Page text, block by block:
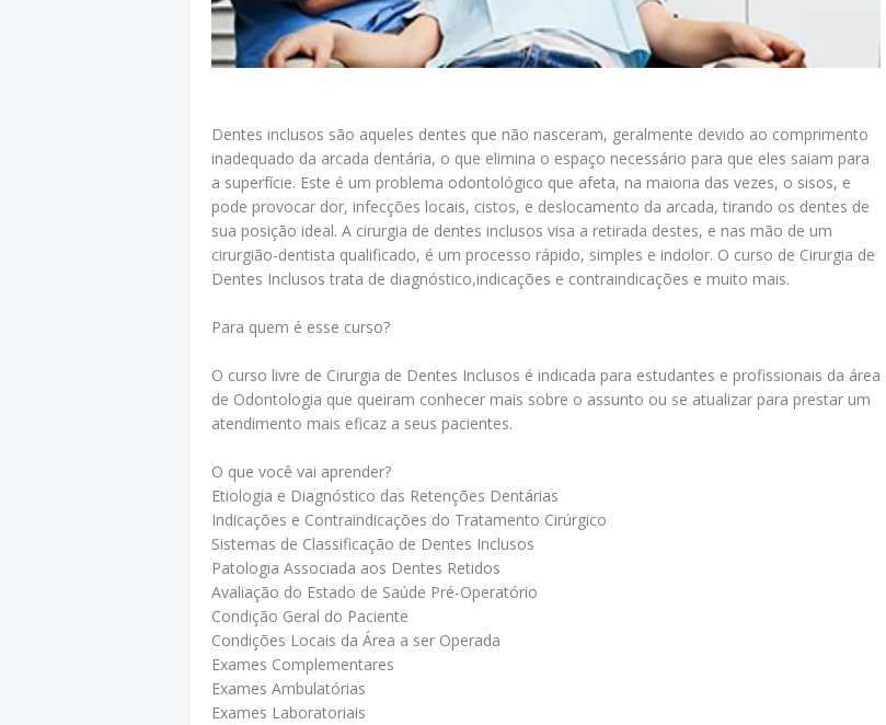
Dentes inclusos são aqueles dentes que não nasceram, geralmente devido ao comprimento
inadequado da arcada dentária, o que elimina o espaço necessário para que eles saiam para
a superfície. Este é um problema odontológico que afeta, na maioria das vezes, o sisos, e
pode provocar dor, infecções locais, cistos, e deslocamento da arcada, tirando os dentes de
sua posição ideal. A cirurgia de dentes inclusos visa a retirada destes, e nas mão de um
cirurgião-dentista qualificado, é um processo rápido, simples e indolor. O curso de Cirurgia de
Dentes Inclusos trata de diagnóstico,indicações e contraindicações e muito mais.
Para quem é esse curso?
O curso livre de Cirurgia de Dentes Inclusos é indicada para estudantes e profissionais da área
de Odontologia que queiram conhecer mais sobre o assunto ou se atualizar para prestar um
atendimento mais eficaz a seus pacientes.
O que você vai aprender?
Etiologia e Diagnóstico das Retenções Dentárias
Indicações e Contraindicações do Tratamento Cirúrgico
Sistemas de Classificação de Dentes Inclusos
Patologia Associada aos Dentes Retidos
Avaliação do Estado de Saúde Pré-Operatório
Condição Geral do Paciente
Condições Locais da Área a ser Operada
Exames Complementares
Exames Ambulatórias
Exames Laboratoriais